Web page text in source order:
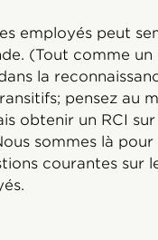
employés peut
(Tout comme un
la
pensez au
obtenir un RCI
sommes là
courantes sur